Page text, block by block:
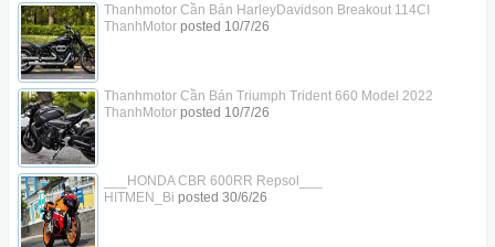
Thanhmotor Cần Bán HarleyDavidson Breakout 114CI
ThanhMotorposted 10/7/26
Thanhmotor Cần Bán Triumph Trident 660 Model 2022
ThanhMotorposted 10/7/26
___HONDA CBR 600RR Repsol___
HITMEN_Bi posted 30/6/26